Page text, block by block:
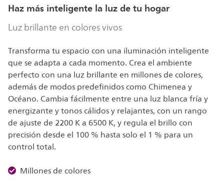
Haz más inteligente la luz de tu hogar
Luz brillante en colores vivos
Transforma tu espacio con una iluminación inteligente
que se adapta a cada momento. Crea el ambiente
perfecto con una luz brillante en millones de colores,
además de modos predefinidos como Chimenea y
Océano. Cambia fácilmente entre una luz blanca fría y
energizante y tonos cálidos y relajantes, con un rango
de ajuste de 2200 K a 6500 K, y regula el brillo con
precisión desde el 100 % hasta solo el 1 % para un
control total.
Millones de colores